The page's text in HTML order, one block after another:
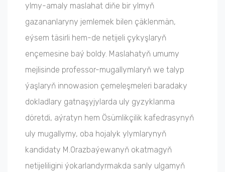
ylmy-amaly maslahat diňe bir ylmyň
gazananlaryny jemlemek bilen çäklenmän,
eýsem täsirli hem-de netijeli çykyşlaryň
ençemesine baý boldy. Maslahatyň umumy
mejlisinde professor-mugallymlaryň we talyp
ýaşlaryň innowasion çemeleşmeleri baradaky
dokladlary gatnaşyjylarda uly gyzyklanma
döretdi, aýratyn hem Ösümlikçilik kafedrasynyň
uly mugallymy, oba hojalyk ylymlarynyň
kandidaty M.Orazbaýewanyň okatmagyň
netijeliligini ýokarlandyrmakda sanly ulgamyň